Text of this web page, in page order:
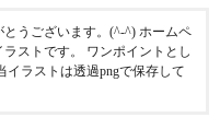
うございます。(^-^) ホームペ
ストです。 ワンポイントとし
ラストは透過pngで保存して